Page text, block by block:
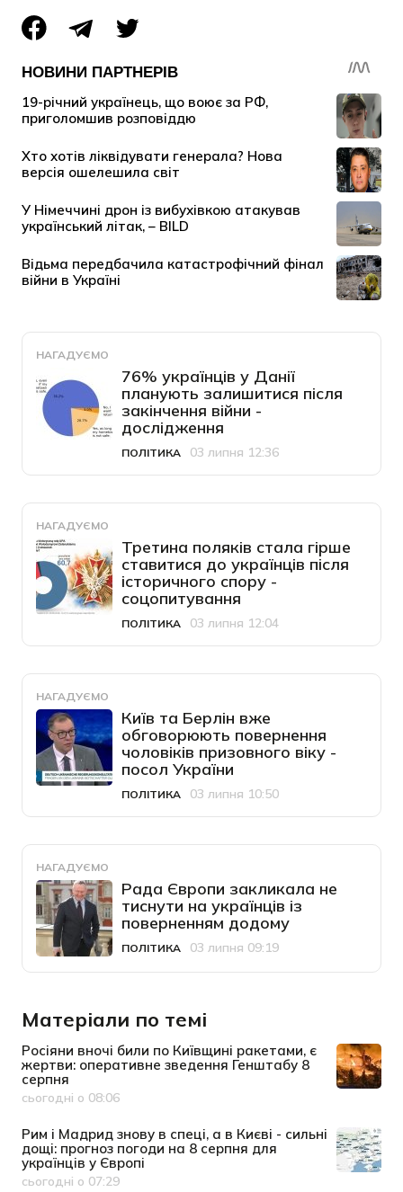
НАГАДУЄМО
76% українців у Данії
планують залишитися після
закінчення війни -
дослідження
Категорія
ПОЛІТИКА
Дата публікації
03 липня 12:36
НАГАДУЄМО
Третина поляків стала гірше
ставитися до українців після
історичного спору -
соцопитування
Категорія
ПОЛІТИКА
Дата публікації
03 липня 12:04
НАГАДУЄМО
Київ та Берлін вже
обговорюють повернення
чоловіків призовного віку -
посол України
Категорія
ПОЛІТИКА
Дата публікації
03 липня 10:50
НАГАДУЄМО
Рада Європи закликала не
тиснути на українців із
поверненням додому
Категорія
ПОЛІТИКА
Дата публікації
03 липня 09:19
Матеріали по темі
Росіяни вночі били по Київщині ракетами, є
жертви: оперативне зведення Генштабу 8
серпня
Дата публікації
сьогодні о 08:06
Рим і Мадрид знову в спеці, а в Києві - сильні
дощі: прогноз погоди на 8 серпня для
українців у Європі
Дата публікації
сьогодні о 07:29